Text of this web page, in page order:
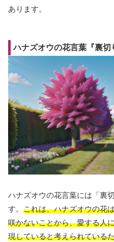
あります。
ハナズオウの花言葉『裏切
ハナズオウの花言葉には「裏
す。 これは、ハナズオウの花
咲かないことから、愛する人
現していると考えられている